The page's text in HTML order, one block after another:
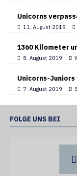
Unicorns
11. August 2019
1360 Kilometer
8. August 2019
Unicorns-
7. August 2019
FOLGE UNS BEI